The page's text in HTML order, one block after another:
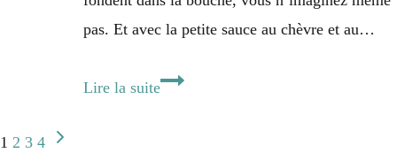
pas. Et avec la petite sauce au chèvre et au…
Lire la suitePancake
Navigation
1 2 3 4
Page